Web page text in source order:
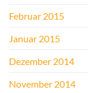
Februar 2015
Januar 2015
Dezember 2014
November 2014